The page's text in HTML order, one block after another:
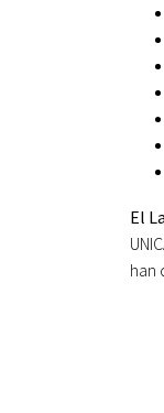
El
han